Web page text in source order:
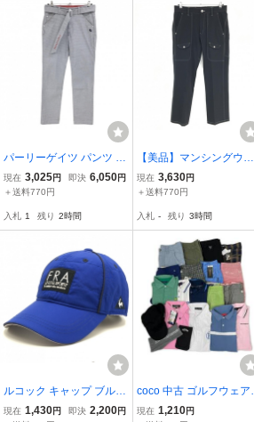
パーリーゲイツ パンツ ネ
イビー×白 総柄 共布ベル
ト付 メンズ 3(S) ゴルフウ
現在 3,025円 即決 6,050円
＋送料770円
入札 1 残り 2時間
【美品】マンシングウェ
ア パンツ 黒 ステッチ白
ストレッチ メンズ 79 ゴ
現在 3,630円
＋送料770円
入札 - 残り 3時間
ルコック キャップ ブルー
×黒 フロントロゴ F(57-59
現在 1,430円 即決 2,200円
coco 中古 ゴルフウェア
ブランド色々 まとめ売り
現在 1,210円